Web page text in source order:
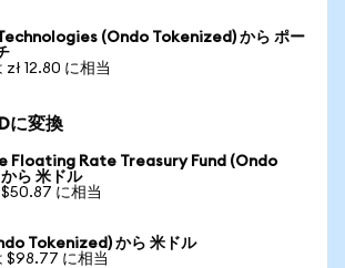
(Ondo Tokenized) から ポー
zł 12.80 に相当
に変換
Floating Rate Treasury Fund (Ondo
ら 米ドル
$50.87 に相当
Tokenized) から 米ドル
$98.77 に相当